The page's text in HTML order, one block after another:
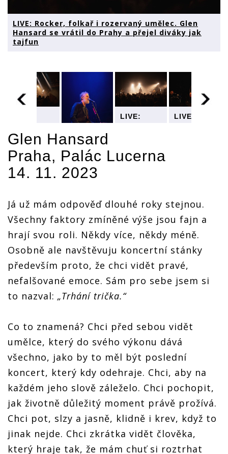
LIVE: Rocker, folkař i rozervaný umělec. Glen
Hansard se vrátil do Prahy a přejel diváky jak
tajfun
folkař i
rozervaný
umělec.
Glen
Hansard
se vrátil
a přejel
diváky jak
tajfun
LIVE:
Rocker,
folkař i
Glen
Hansard
se vrátil
do Prahy
diváky jak
tajfun
LIVE:
umělec.
Glen
a přejel
diváky jak
tajfun
LIVE:
diváky jak
tajfun
Glen Hansard
Praha, Palác Lucerna
14. 11. 2023
Já už mám odpověď dlouhé roky stejnou.
Všechny faktory zmíněné výše jsou fajn a
hrají svou roli. Někdy více, někdy méně.
Osobně ale navštěvuju koncertní stánky
především proto, že chci vidět pravé,
nefalšované emoce. Sám pro sebe jsem si
to nazval: „Trhání trička.“
Co to znamená? Chci před sebou vidět
umělce, který do svého výkonu dává
všechno, jako by to měl být poslední
koncert, který kdy odehraje. Chci, aby na
každém jeho slově záleželo. Chci pochopit,
jak životně důležitý moment právě prožívá.
Chci pot, slzy a jasně, klidně i krev, když to
jinak nejde. Chci zkrátka vidět člověka,
který hraje tak, že mám chuť si roztrhat